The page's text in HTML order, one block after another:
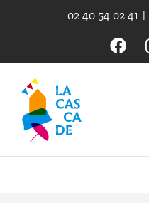
02 40 54 02 41 |